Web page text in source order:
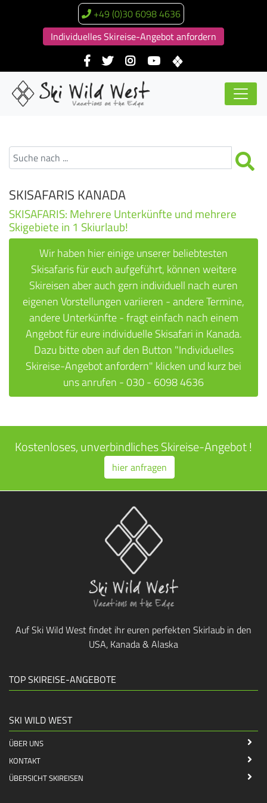
+49 (0)30 6098 4636
Individuelles Skireise-Angebot anfordern
SKISAFARIS KANADA
SKISAFARIS: Mehrere Unterkünfte und mehrere
Skigebiete in 1 Skiurlaub!
Wir haben hier einige unserer beliebtesten
Skisafaris für euch aufgeführt, können weitere
Skireisen aber auch gern individuell nach euren
eigenen Vorstellungen variieren - andere Termine,
andere Unterkünfte - fragt einfach nach einem
Angebot für eure individuelle Skisafari in Kanada.
Dazu bitte oben auf den Button "Individuelles
Skireise-Angebot anfordern" klicken und kurz bei
uns anrufen - 030 - 6098 4636
Kostenloses, unverbindliches Skireise-Angebot !
hier anfragen
Auf Ski Wild West findet ihr euren perfekten Skirlaub in den
USA, Kanada & Alaska
TOP SKIREISE-ANGEBOTE
SKI WILD WEST
ÜBER UNS
KONTAKT
ÜBERSICHT SKIREISEN